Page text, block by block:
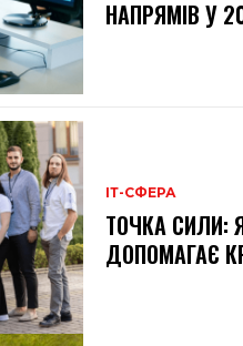
НАПРЯМІВ У
ІТ-СФЕРА
ТОЧКА СИЛИ:
ДОПОМАГАЄ